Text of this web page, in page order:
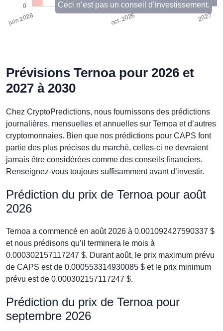
Ceci n’est pas un conseil d’investissement.
Prévisions Ternoa pour 2026 et
2027 à 2030
Chez CryptoPredictions, nous fournissons des prédictions
journalières, mensuelles et annuelles sur Ternoa et d’autres
cryptomonnaies. Bien que nos prédictions pour CAPS font
partie des plus précises du marché, celles-ci ne devraient
jamais être considérées comme des conseils financiers.
Renseignez-vous toujours suffisamment avant d’investir.
Prédiction du prix de Ternoa pour août
2026
Ternoa a commencé en août 2026 à 0.001092427590337 $
et nous prédisons qu’il terminera le mois à
0.000302157117247 $. Durant août, le prix maximum prévu
de CAPS est de 0.000553314930085 $ et le prix minimum
prévu est de 0.000302157117247 $.
Prédiction du prix de Ternoa pour
septembre 2026